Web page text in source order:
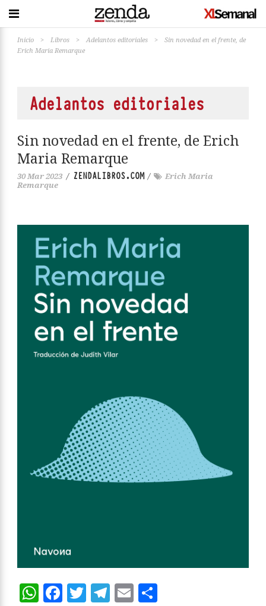
Inicio > Libros > Adelantos editoriales >
Sin novedad en el frente, de
Erich Maria Remarque
Adelantos editoriales
Sin novedad en el frente, de Erich
Maria Remarque
30 Mar 2023 / ZENDALIBROS.COM/
Erich Maria
Remarque
WhatsApp
Facebook
Twitter
Telegram
Email